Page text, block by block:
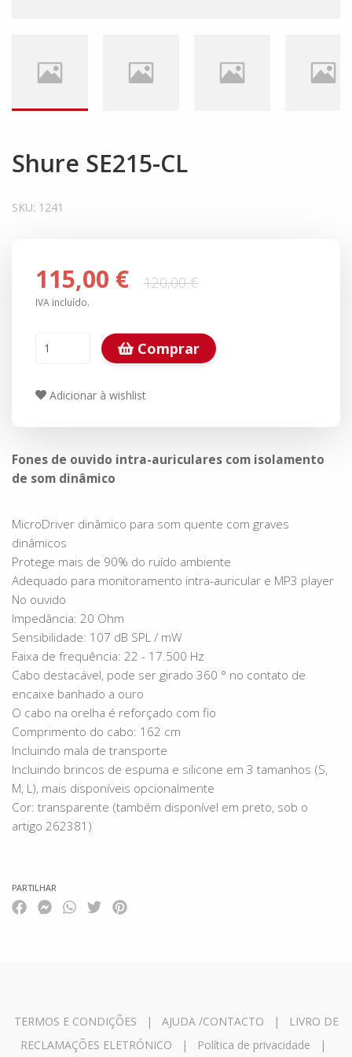
Shure SE215-CL
SKU: 1241
115,00 € 120,00 €
IVA incluído.
Comprar
Adicionar à wishlist
Fones de ouvido intra-auriculares com isolamento
de som dinâmico
MicroDriver dinâmico para som quente com graves
dinâmicos
Protege mais de 90% do ruído ambiente
Adequado para monitoramento intra-auricular e MP3 player
No ouvido
Impedância: 20 Ohm
Sensibilidade: 107 dB SPL / mW
Faixa de frequência: 22 - 17.500 Hz
Cabo destacável, pode ser girado 360 ° no contato de
encaixe banhado a ouro
O cabo na orelha é reforçado com fio
Comprimento do cabo: 162 cm
Incluindo mala de transporte
Incluindo brincos de espuma e silicone em 3 tamanhos (S,
M, L), mais disponíveis opcionalmente
Cor: transparente (também disponível em preto, sob o
artigo 262381)
PARTILHAR
TERMOS E CONDIÇÕES | AJUDA /CONTACTO |
LIVRO DE
RECLAMAÇÕES ELETRÓNICO | Política de privacidade |